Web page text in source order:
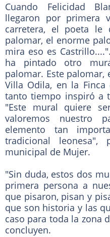
Cuando Felicidad
llegaron por primera
carretera, el poeta le
palomar, el enorme
mira eso es
ha pintado otro
palomar. Este palomar,
Villa Odila, en la
tanto tiempo inspiró a
"Este mural quiere
valoremos nuestro
elemento tan
tradicional leonesa",
municipal de Mujer.
"Sin duda, estos dos
primera persona a
que pisaron, pisan y
que son historia y las
caso para toda la zona
concluyen.